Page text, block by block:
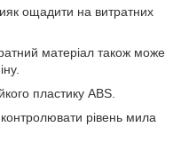
ощадити на витратних
матеріал також може
пластику ABS.
рівень мила